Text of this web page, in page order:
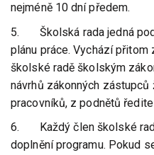
nejméně 10 dní předem.
5. Školská rada jedná
plánu práce. Vychází
školské radě školským
návrhů zákonných zástupců
pracovníků, z podnětů
6. Každý člen školské
doplnění programu. Pokud